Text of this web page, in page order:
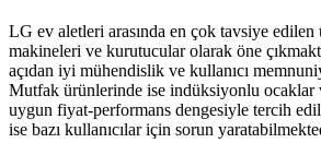
LG ev aletleri arasında en çok tavsiye edilen
makineleri ve kurutucular olarak öne
açıdan iyi mühendislik ve kullanıcı
Mutfak ürünlerinde ise indüksiyonlu ocaklar
uygun fiyat-performans dengesiyle tercih
ise bazı kullanıcılar için sorun